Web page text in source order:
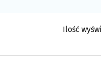
Ilość